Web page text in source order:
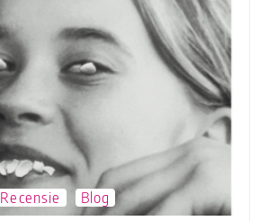
Recensie Blog